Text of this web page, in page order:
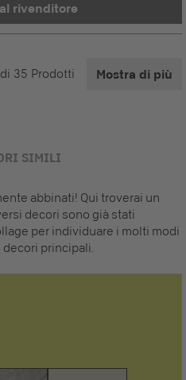
rivenditore
di 35 Prodotti Mostra di più
SIMILI
abbinati! Qui troverai un
decori sono già stati
per individuare i molti modi
principali.